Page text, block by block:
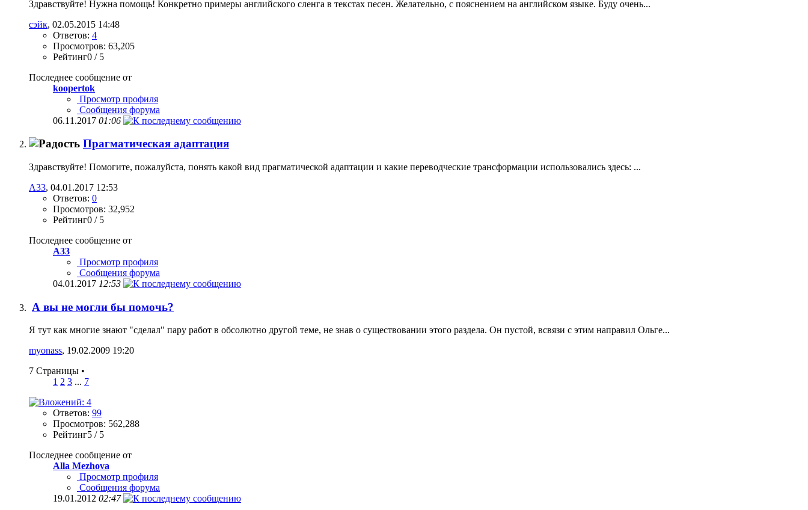
Здравствуйте! Нужна помощь! Конкретно примеры английского сленга в текстах песен. Желательно, с пояснением на английском языке. Буду очень...
сэйк, 02.05.2015 14:48
Ответов: 4
Просмотров: 63,205
Рейтинг0 / 5
Последнее сообщение от
koopertok
Просмотр профиля
Сообщения форума
06.11.2017 01:06
Прагматическая адаптация
Здравствуйте! Помогите, пожалуйста, понять какой вид прагматической адаптации и какие переводческие трансформации использовались здесь: ...
А33, 04.01.2017 12:53
Ответов: 0
Просмотров: 32,952
Рейтинг0 / 5
Последнее сообщение от
А33
Просмотр профиля
Сообщения форума
04.01.2017 12:53
А вы не могли бы помочь?
Я тут как многие знают "сделал" пару работ в обсолютно другой теме, не знав о существовании этого раздела. Он пустой, всвязи с этим направил Ольге...
myonass, 19.02.2009 19:20
7 Страницы •
1 2 3 ... 7
Ответов: 99
Просмотров: 562,288
Рейтинг5 / 5
Последнее сообщение от
Alla Mezhova
Просмотр профиля
Сообщения форума
19.01.2012 02:47